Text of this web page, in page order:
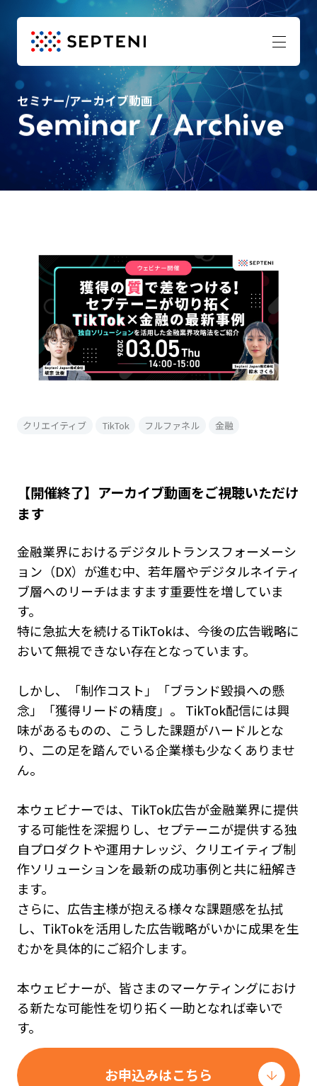
セミナー/アーカイブ動画
Seminar / Archive
クリエイティブ TikTok フルファネル 金融
【開催終了】アーカイブ動画をご視聴いただけ
ます
金融業界におけるデジタルトランスフォーメーシ
ョン（DX）が進む中、若年層やデジタルネイティ
ブ層へのリーチはますます重要性を増していま
す。
特に急拡大を続けるTikTokは、今後の広告戦略に
おいて無視できない存在となっています。
しかし、「制作コスト」「ブランド毀損への懸
念」「獲得リードの精度」――。 TikTok配信には興
味があるものの、こうした課題がハードルとな
り、二の足を踏んでいる企業様も少なくありませ
ん。
本ウェビナーでは、TikTok広告が金融業界に提供
する可能性を深掘りし、セプテーニが提供する独
自プロダクトや運用ナレッジ、クリエイティブ制
作ソリューションを最新の成功事例と共に紐解き
ます。
さらに、広告主様が抱える様々な課題感を払拭
し、TikTokを活用した広告戦略がいかに成果を生
むかを具体的にご紹介します。
本ウェビナーが、皆さまのマーケティングにおけ
る新たな可能性を切り拓く一助となれば幸いで
す。
お申込みはこちら